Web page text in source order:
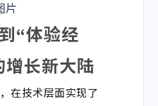
“体验经
长新大陆
在技术层面实现了